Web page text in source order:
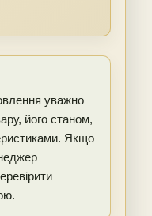
уважно
його станом,
Якщо